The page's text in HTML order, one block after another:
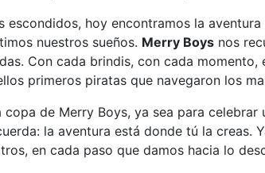
hoy encontramos la
nuestros sueños. Merry Boys nos
Con cada brindis, con cada
primeros piratas que navegaron los
de Merry Boys, ya sea para
la aventura está donde tú la creas.
en cada paso que damos hacia lo